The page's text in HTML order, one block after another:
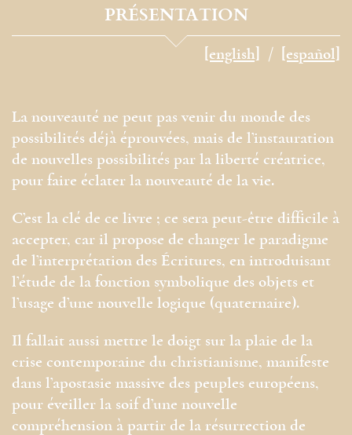
PRÉSENTATION
[english] [español]
La nouveauté ne peut pas venir du monde des
possibilités déjà éprouvées, mais de l’instauration
de nouvelles possibilités par la liberté créatrice,
pour faire éclater la nouveauté de la vie.
C’est la clé de ce livre ; ce sera peut-être difficile à
accepter, car il propose de changer le paradigme
de l’interprétation des Écritures, en introduisant
l’étude de la fonction symbolique des objets et
l’usage d’une nouvelle logique (quaternaire).
Il fallait aussi mettre le doigt sur la plaie de la
crise contemporaine du christianisme, manifeste
dans l’apostasie massive des peuples européens,
pour éveiller la soif d’une nouvelle
compréhension à partir de la résurrection de